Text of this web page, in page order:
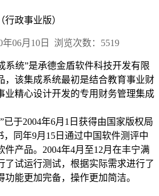
政事业版）
年06月10日 浏览次数： 5519
系统”是承德金盾软件科技开发有限
，该集成系统最初是结合教育事业财
业精心设计开发的专用财务管理集成
于2004年6月1日获得由国家版权局
，同年9月15日通过中国软件测评中
产品。2004年4月至12月在丰宁满
了试运行测试，根据实际需求进行了
能更加完备，操作更加简洁。